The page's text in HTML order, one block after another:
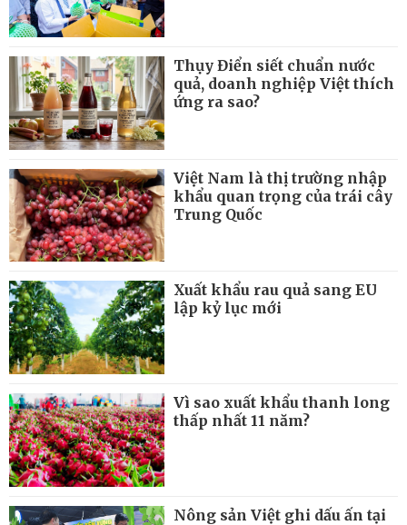
Thụy Điển siết chuẩn nước
quả, doanh nghiệp Việt thích
ứng ra sao?
Việt Nam là thị trường nhập
khẩu quan trọng của trái cây
Trung Quốc
Xuất khẩu rau quả sang EU
lập kỷ lục mới
Vì sao xuất khẩu thanh long
thấp nhất 11 năm?
Nông sản Việt ghi dấu ấn tại